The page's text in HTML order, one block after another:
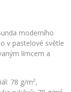
758 Kč
moderního
v pastelové světle
límcem a
78 g/m²,